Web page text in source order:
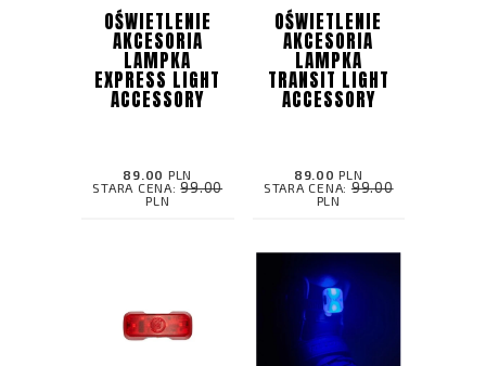
OŚWIETLENIE
AKCESORIA
LAMPKA
EXPRESS LIGHT
ACCESSORY
89.00 PLN
STARA CENA:99.00
PLN
OŚWIETLENIE
AKCESORIA
LAMPKA
TRANSIT LIGHT
ACCESSORY
89.00 PLN
STARA CENA:99.00
PLN